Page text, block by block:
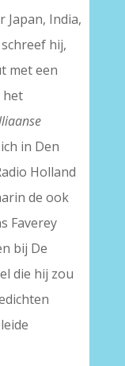
Japan, India,
hij,
met een
het
in Den
Holland
de ook
Faverey
bij De
die hij zou